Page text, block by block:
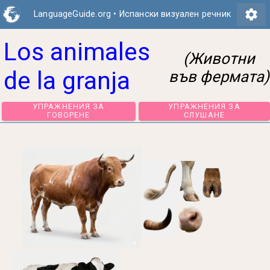
LanguageGuide.org • Испански визуален речник settings
Los animales
de la granja
(Животни
във фермата)
УПРАЖНЕНИЯ ЗА
УПРАЖНЕНИЯ